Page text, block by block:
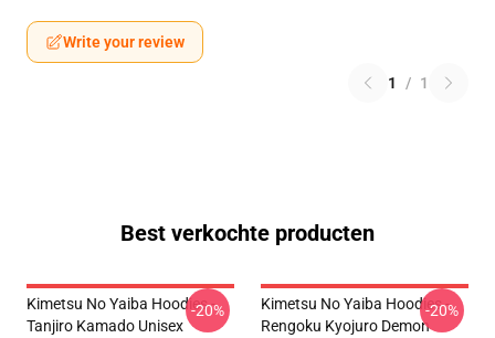
Write your review
1 / 1
Best verkochte producten
Kimetsu No Yaiba Hoodies -
Tanjiro Kamado Unisex
-20%
Kimetsu No Yaiba Hoodies -
Rengoku Kyojuro Demon
-20%